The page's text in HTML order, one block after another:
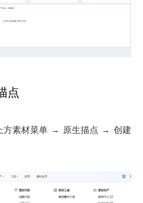
点
方素材菜单 → 原生描点 → 创建